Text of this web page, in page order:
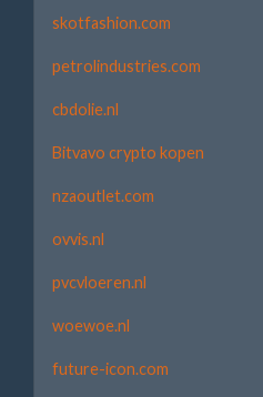
skotfashion.com
petrolindustries.com
cbdolie.nl
Bitvavo crypto kopen
nzaoutlet.com
ovvis.nl
pvcvloeren.nl
woewoe.nl
future-icon.com